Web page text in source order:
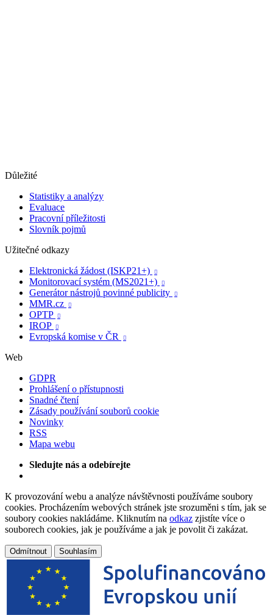
Důležité
Statistiky a analýzy
Evaluace
Pracovní příležitosti
Slovník pojmů
Užitečné odkazy
Elektronická žádost (ISKP21+)

Monitorovací systém (MS2021+) 
Generátor nástrojů povinné publicity 
MMR.cz 
OPTP 
IROP 
Evropská komise v ČR 
Web
GDPR
Prohlášení o přístupnosti
Snadné čtení
Zásady používání souborů cookie
Novinky
RSS
Mapa webu
Sledujte nás a odebírejte
K provozování webu a analýze návštěvnosti používáme soubory
cookies. Procházením webových stránek jste srozuměni s tím, jak se
soubory cookies nakládáme. Kliknutím na odkaz zjistíte více o
souborech cookies, jak je používáme a jak je povolit či zakázat.
Odmítnout Souhlasím